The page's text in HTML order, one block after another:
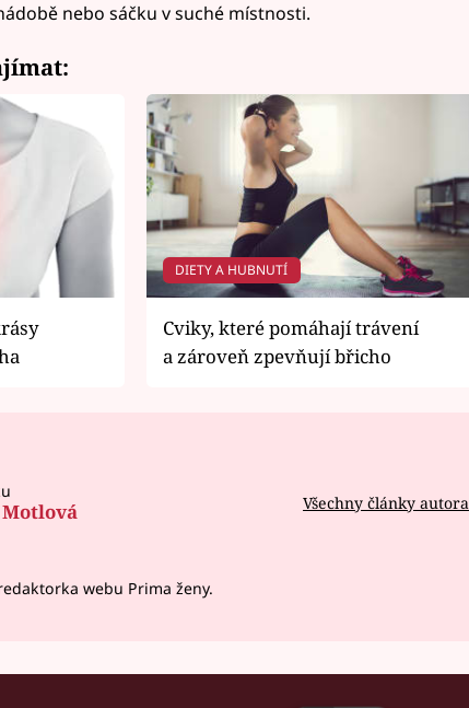
nebo sáčku v suché místnosti.
DIETY A HUBNUTÍ
Cviky, které pomáhají trávení
a zároveň zpevňují břicho
Všechny články autora
webu Prima ženy.